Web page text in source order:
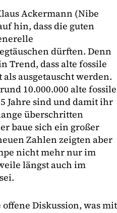
Ackermann (Nibe
hin, dass die guten
dürften. Denn
Trend, dass alte fossile
ausgetauscht werden.
10.000.000 alte fossile
Jahre sind und damit ihr
überschritten
baue sich ein großer
Zahlen zeigten aber
nicht mehr nur im
längst auch im
Diskussion, was mit